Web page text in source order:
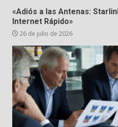
«Adiós a las Antenas:
Internet Rápido»
26 de julio de 2026